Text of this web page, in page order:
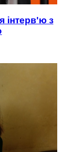
інтерв'ю з